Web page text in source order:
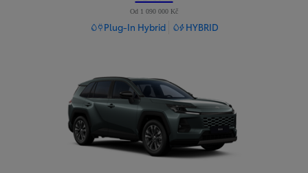
Od 1 090 000 Kč
Plug-In Hybrid HYBRID